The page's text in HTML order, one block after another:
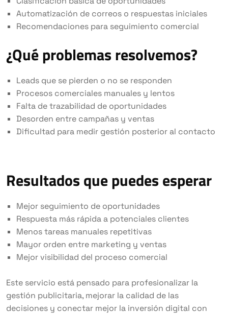
Automatización de correos o respuestas iniciales
Recomendaciones para seguimiento comercial
¿Qué problemas resolvemos?
Leads que se pierden o no se responden
Procesos comerciales manuales y lentos
Falta de trazabilidad de oportunidades
Desorden entre campañas y ventas
Dificultad para medir gestión posterior al contacto
Resultados que puedes esperar
Mejor seguimiento de oportunidades
Respuesta más rápida a potenciales clientes
Menos tareas manuales repetitivas
Mayor orden entre marketing y ventas
Mejor visibilidad del proceso comercial
Este servicio está pensado para profesionalizar la
gestión publicitaria, mejorar la calidad de las
decisiones y conectar mejor la inversión digital con